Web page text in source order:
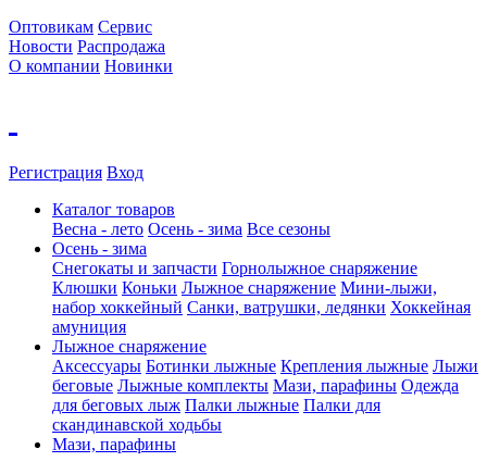
Оптовикам Сервис
Новости Распродажа
О компании Новинки
Регистрация Вход
Каталог товаров
Весна - лето Осень - зима Все сезоны
Осень - зима
Cнегокаты и запчасти Горнолыжное снаряжение
Клюшки Коньки Лыжное снаряжение Мини-лыжи,
набор хоккейный Санки, ватрушки, ледянки Хоккейная
амуниция
Лыжное снаряжение
Аксессуары Ботинки лыжные Крепления лыжные Лыжи
беговые Лыжные комплекты Мази, парафины Одежда
для беговых лыж Палки лыжные Палки для
скандинавской ходьбы
Мази, парафины